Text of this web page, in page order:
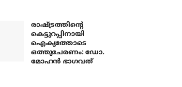
രാഷ്ട്രത്തിന്റെ
കെട്ടുറപ്പിനായി
ഐക്യത്തോടെ
ഒത്തുചേരണം: ഡോ.
മോഹന്‍ ഭാഗവത്